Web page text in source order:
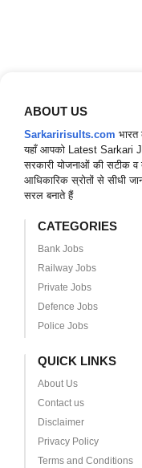
ABOUT US
Sarkaririsults.com भारत
यहाँ आपको Latest Sarkari
सरकारी योजनाओं की सटीक
आधिकारिक स्रोतों से सीधी
सरल बनाते हैं
CATEGORIES
Bank Jobs
Railway Jobs
Private Jobs
Defence Jobs
Police Jobs
QUICK LINKS
About Us
Contact us
Disclaimer
Privacy Policy
Terms and Conditions